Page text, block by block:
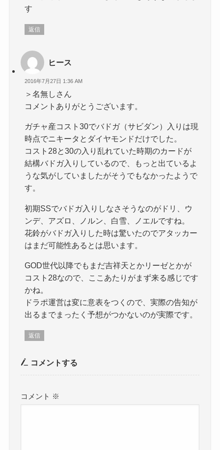
す
返信
ヒース
2016年7月27日 1:36 AM
＞名無しさん
コメントありがとうございます。
ガチャ産コスト30でバドガ（サビダン）入りは現
時点でニキータとダイヤモンドだけでした。
コスト28と30の入り乱れていた時期のカードが
結構バドガ入りしているので、もっと出ているよ
うな気がしていましたがそうでもなかったようで
す。
初期SSでバドガ入りしなさそうなのがドリ、ウ
ンデ、アズロ、ノルン、白雪、ノエルですね。
花鈴がバドガ入りした時は驚いたのでアタッカー
はまだ可能性あるとは思います。
GOD世代以降でもまだ吉祥天とかリーゼとかが
コスト28なので、ここあたりがまず来る感じです
かね。
ドラポ運営は変に意表をつくので、実際の告知が
出るまでまったく予想がつかないのが実際です。
返信
コメントする
コメント ※